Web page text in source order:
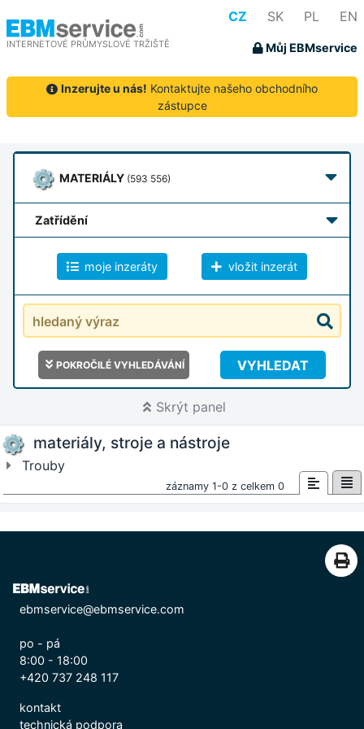
INTERNETOVÉ PRŮMYSLOVÉ TRŽIŠTĚ
CZ SK PL EN
Můj EBMservice
Inzerujte u nás! Kontaktujte našeho obchodního
zástupce
MATERIÁLY (593 556)
zatřídění
moje inzeráty vložit inzerát
POKROČILÉ VYHLEDÁVÁNÍ VYHLEDAT
Skrýt panel
materiály, stroje a nástroje
Trouby
záznamy 1-0 z celkem 0
ebmservice@ebmservice.com
po - pá
8:00 - 18:00
+420 737 248 117
kontakt
technická podpora